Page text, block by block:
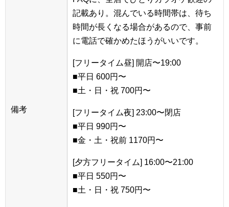
備考
記載あり。混んでいる時間帯は、待ち
時間が長くなる場合があるので、事前
に電話で確かめたほうがいいです。
[フリータイム昼] 開店〜19:00
■平日 600円〜
■土・日・祝 700円〜
[フリータイム夜] 23:00〜閉店
■平日 990円〜
■金・土・祝前 1170円〜
[夕方フリータイム] 16:00〜21:00
■平日 550円〜
■土・日・祝 750円〜